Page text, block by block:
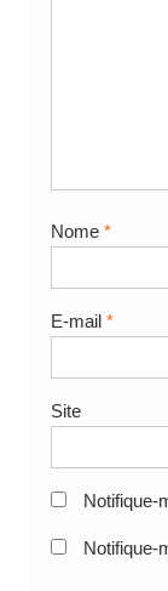
Nome *
E-mail *
Site
Notifique-
Notifique-